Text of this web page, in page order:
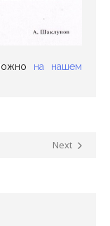
на нашем
Next